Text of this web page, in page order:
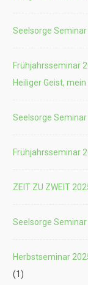
Seelsorge Seminar
Frühjahrsseminar
Heiliger Geist, mein
Seelsorge
Frühjahrsseminar
ZEIT ZU ZWEIT
Seelsorge Seminar
Herbstseminar
(1)